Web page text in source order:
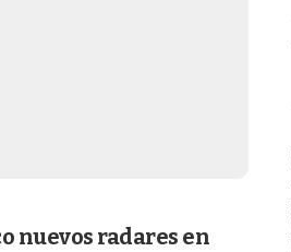
nuevos radares en